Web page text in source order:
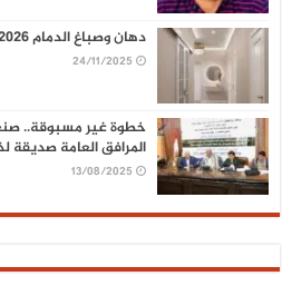
دهان وصباغ الدمام 2026 – خبراء ديكورات وأصباغ الشرقية
24/11/2025
خطوة غير مسبوقة..
المرافق العامة صديقة
13/08/2025